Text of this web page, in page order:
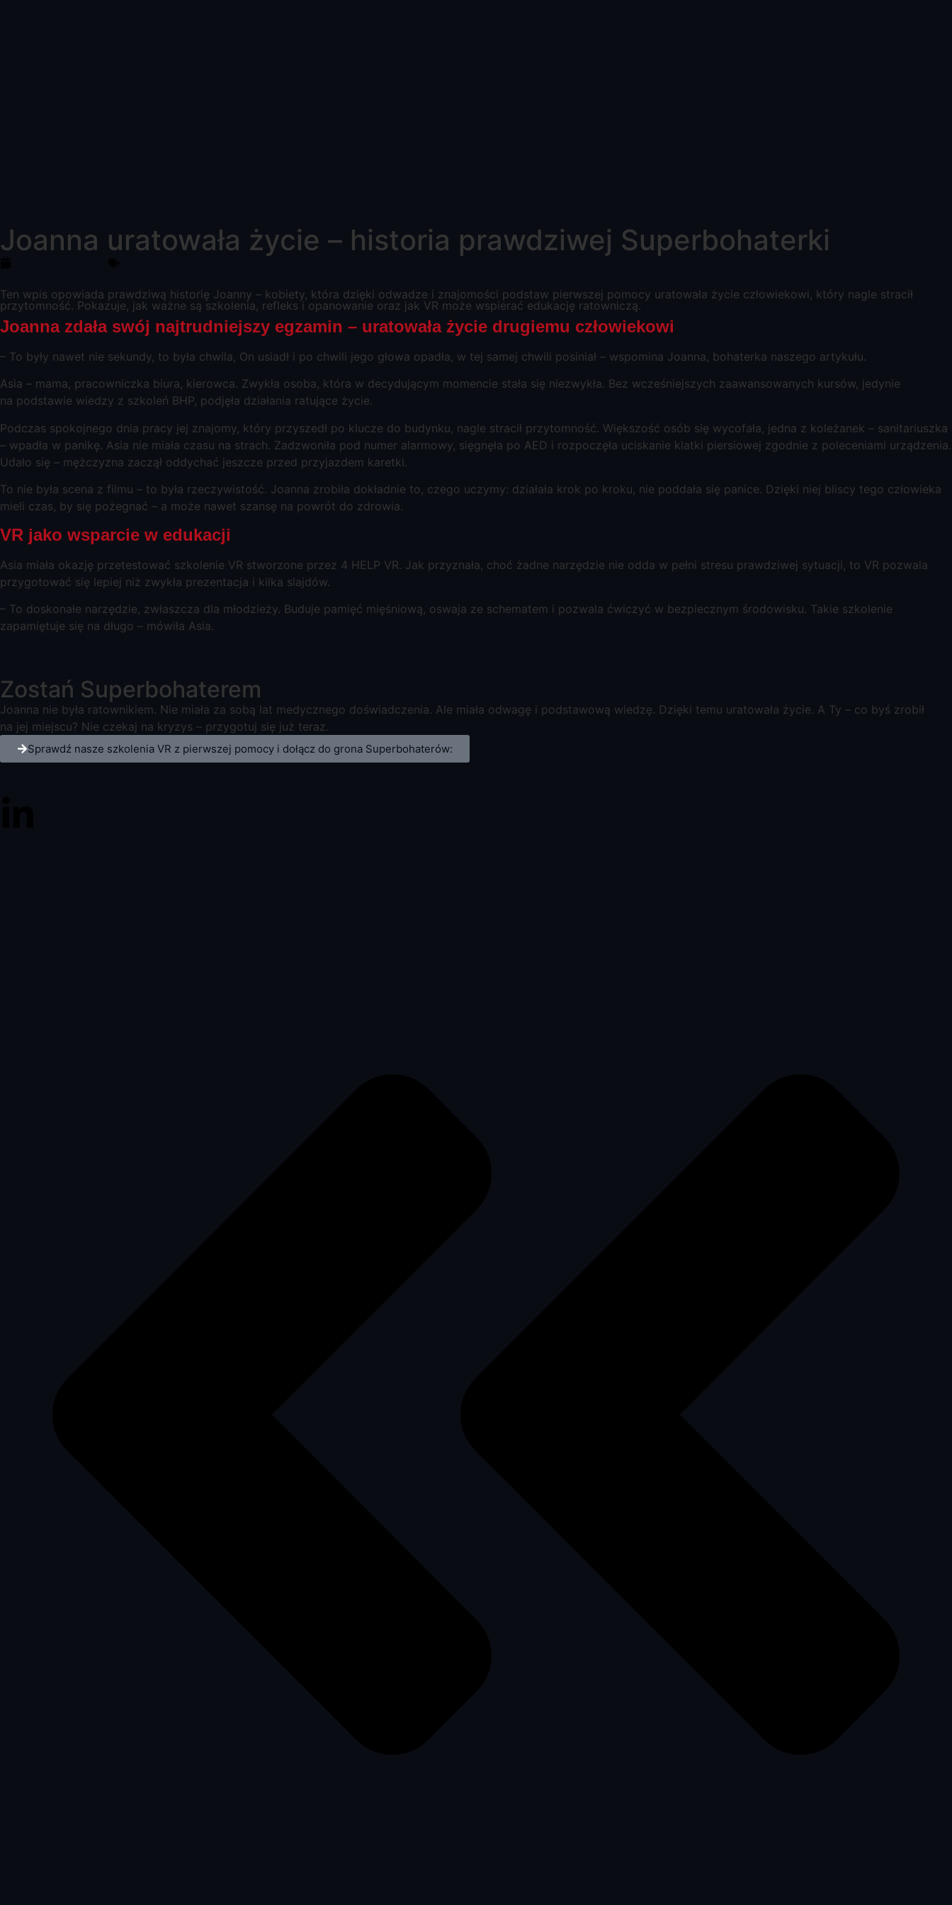
Joanna uratowała życie – historia prawdziwej Superbohaterki
Ten wpis opowiada prawdziwą historię Joanny – kobiety, która dzięki odwadze i znajomości podstaw pierwszej pomocy uratowała życie człowiekowi, który nagle stracił
przytomność. Pokazuje, jak ważne są szkolenia, refleks i opanowanie oraz jak VR może wspierać edukację ratowniczą.
Joanna zdała swój najtrudniejszy egzamin – uratowała życie drugiemu człowiekowi
– To były nawet nie sekundy, to była chwila, On usiadł i po chwili jego głowa opadła, w tej samej chwili posiniał – wspomina Joanna, bohaterka naszego artykułu.
Asia – mama, pracowniczka biura, kierowca. Zwykła osoba, która w decydującym momencie stała się niezwykła. Bez wcześniejszych zaawansowanych kursów, jedynie
na podstawie wiedzy z szkoleń BHP, podjęła działania ratujące życie.
Podczas spokojnego dnia pracy jej znajomy, który przyszedł po klucze do budynku, nagle stracił przytomność. Większość osób się wycofała, jedna z koleżanek – sanitariuszka
– wpadła w panikę. Asia nie miała czasu na strach. Zadzwoniła pod numer alarmowy, sięgnęła po AED i rozpoczęła uciskanie klatki piersiowej zgodnie z poleceniami urządzenia.
Udało się – mężczyzna zaczął oddychać jeszcze przed przyjazdem karetki.
To nie była scena z filmu – to była rzeczywistość. Joanna zrobiła dokładnie to, czego uczymy: działała krok po kroku, nie poddała się panice. Dzięki niej bliscy tego człowieka
mieli czas, by się pożegnać – a może nawet szansę na powrót do zdrowia.
VR jako wsparcie w edukacji
Asia miała okazję przetestować szkolenie VR stworzone przez 4 HELP VR. Jak przyznała, choć żadne narzędzie nie odda w pełni stresu prawdziwej sytuacji, to VR pozwala
przygotować się lepiej niż zwykła prezentacja i kilka slajdów.
– To doskonałe narzędzie, zwłaszcza dla młodzieży. Buduje pamięć mięśniową, oswaja ze schematem i pozwala ćwiczyć w bezpiecznym środowisku. Takie szkolenie
zapamiętuje się na długo – mówiła Asia.
Zostań Superbohaterem
Joanna nie była ratownikiem. Nie miała za sobą lat medycznego doświadczenia. Ale miała odwagę i podstawową wiedzę. Dzięki temu uratowała życie. A Ty – co byś zrobił
na jej miejscu? Nie czekaj na kryzys – przygotuj się już teraz.
Sprawdź nasze szkolenia VR z pierwszej pomocy i dołącz do grona Superbohaterów: